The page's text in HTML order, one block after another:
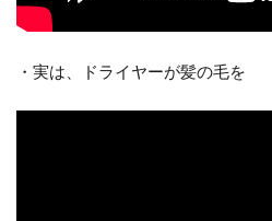
・実は、ドライヤーが髪の毛を